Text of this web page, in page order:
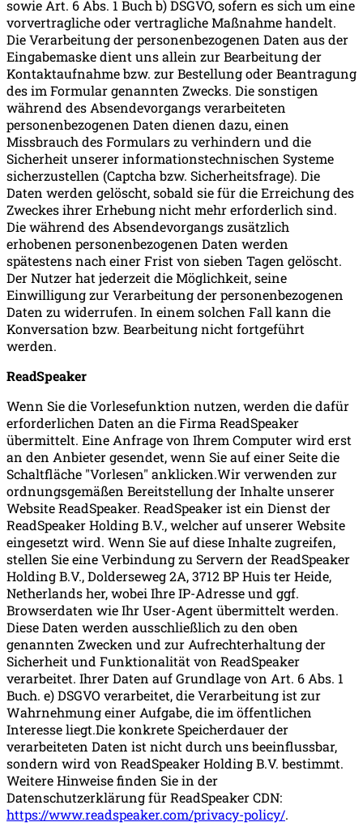
sowie Art. 6 Abs. 1 Buch b) DSGVO, sofern es sich um eine
vorvertragliche oder vertragliche Maßnahme handelt.
Die Verarbeitung der personenbezogenen Daten aus der
Eingabemaske dient uns allein zur Bearbeitung der
Kontaktaufnahme bzw. zur Bestellung oder Beantragung
des im Formular genannten Zwecks. Die sonstigen
während des Absendevorgangs verarbeiteten
personenbezogenen Daten dienen dazu, einen
Missbrauch des Formulars zu verhindern und die
Sicherheit unserer informationstechnischen Systeme
sicherzustellen (Captcha bzw. Sicherheitsfrage). Die
Daten werden gelöscht, sobald sie für die Erreichung des
Zweckes ihrer Erhebung nicht mehr erforderlich sind.
Die während des Absendevorgangs zusätzlich
erhobenen personenbezogenen Daten werden
spätestens nach einer Frist von sieben Tagen gelöscht.
Der Nutzer hat jederzeit die Möglichkeit, seine
Einwilligung zur Verarbeitung der personenbezogenen
Daten zu widerrufen. In einem solchen Fall kann die
Konversation bzw. Bearbeitung nicht fortgeführt
werden.
ReadSpeaker
Wenn Sie die Vorlesefunktion nutzen, werden die dafür
erforderlichen Daten an die Firma ReadSpeaker
übermittelt. Eine Anfrage von Ihrem Computer wird erst
an den Anbieter gesendet, wenn Sie auf einer Seite die
Schaltfläche "Vorlesen" anklicken.Wir verwenden zur
ordnungsgemäßen Bereitstellung der Inhalte unserer
Website ReadSpeaker. ReadSpeaker ist ein Dienst der
ReadSpeaker Holding B.V., welcher auf unserer Website
eingesetzt wird. Wenn Sie auf diese Inhalte zugreifen,
stellen Sie eine Verbindung zu Servern der ReadSpeaker
Holding B.V., Dolderseweg 2A, 3712 BP Huis ter Heide,
Netherlands her, wobei Ihre IP-Adresse und ggf.
Browserdaten wie Ihr User-Agent übermittelt werden.
Diese Daten werden ausschließlich zu den oben
genannten Zwecken und zur Aufrechterhaltung der
Sicherheit und Funktionalität von ReadSpeaker
verarbeitet. Ihrer Daten auf Grundlage von Art. 6 Abs. 1
Buch. e) DSGVO verarbeitet, die Verarbeitung ist zur
Wahrnehmung einer Aufgabe, die im öffentlichen
Interesse liegt.Die konkrete Speicherdauer der
verarbeiteten Daten ist nicht durch uns beeinflussbar,
sondern wird von ReadSpeaker Holding B.V. bestimmt.
Weitere Hinweise finden Sie in der
Datenschutzerklärung für ReadSpeaker CDN:
https://www.readspeaker.com/privacy-policy/.